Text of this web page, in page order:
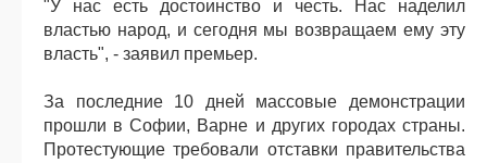
"У нас есть достоинство и честь. Нас наделил
властью народ, и сегодня мы возвращаем ему эту
власть", - заявил премьер.
За последние 10 дней массовые демонстрации
прошли в Софии, Варне и других городах страны.
Протестующие требовали отставки правительства